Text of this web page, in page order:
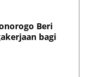
Beri
bagi